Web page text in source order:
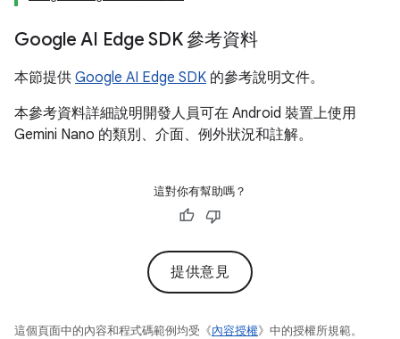
Google AI Edge SDK 參考資料
本節提供 Google AI Edge SDK 的參考說明文件。
本參考資料詳細說明開發人員可在 Android 裝置上使用
Gemini Nano 的類別、介面、例外狀況和註解。
這對你有幫助嗎？
提供意見
這個頁面中的內容和程式碼範例均受《內容授權》中的授權所規範。